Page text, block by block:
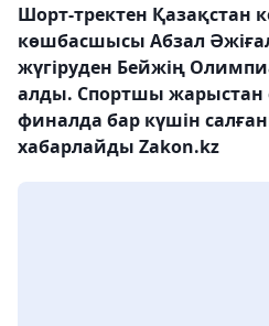
Шорт-тректен Қазақстан
көшбасшысы Абзал
жүгіруден Бейжің
алды. Спортшы жарыстан
финалда бар күшін
хабарлайды Zakon.kz